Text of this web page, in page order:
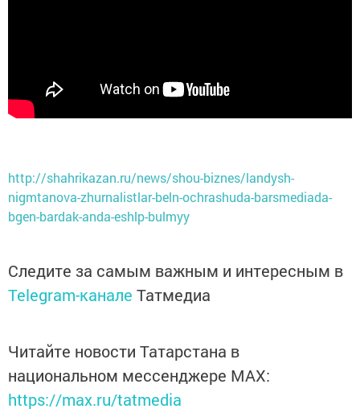
http://shahrikazan.ru/news/shou-biznes/landysh-
nigmtanova-zhurnalistlar-beln-ochrashuda-barsmediada-
bgen-bardak-anda-eshlp-bulmyy
Следите за самым важным и интересным в
Telegram-канале Татмедиа
Читайте новости Татарстана в
национальном мессенджере MАХ:
https://max.ru/tatmedia